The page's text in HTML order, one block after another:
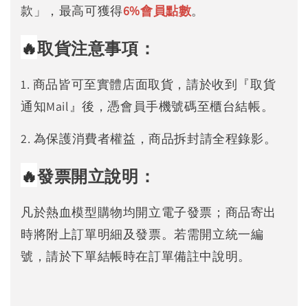
款」，最高可獲得6%會員點數。
🔥取貨注意事項：
1. 商品皆可至實體店面取貨，請於收到『取貨
通知Mail』後，憑會員手機號碼至櫃台結帳。
2. 為保護消費者權益，商品拆封請全程錄影。
🔥發票開立說明：
凡於熱血模型購物均開立電子發票；商品寄出
時將附上訂單明細及發票。若需開立統一編
號，請於下單結帳時在訂單備註中說明。